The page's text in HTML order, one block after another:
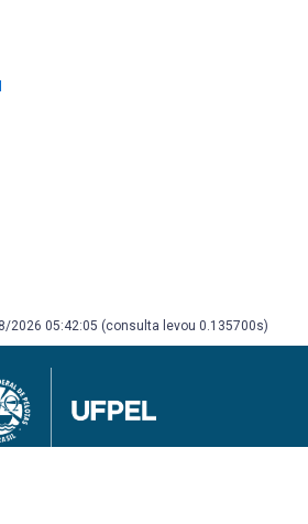
2026 05:42:05 (consulta levou 0.135700s)